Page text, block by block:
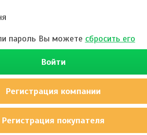
пароль Вы можете сбросить его
Войти
Регистрация компании
Регистрация покупателя